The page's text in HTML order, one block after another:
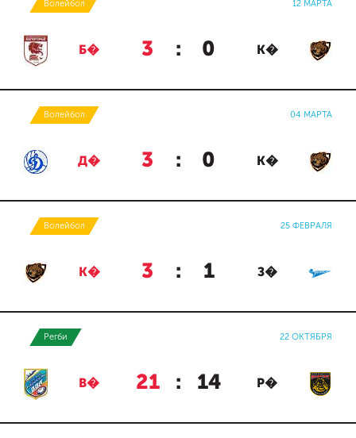
Волейбол 12 МАРТА
Б� 3 : 0 К�
Волейбол 04 МАРТА
Д� 3 : 0 К�
Волейбол 25 ФЕВРАЛЯ
К� 3 : 1 З�
Регби 22 ОКТЯБРЯ
В� 21 : 14 Р�